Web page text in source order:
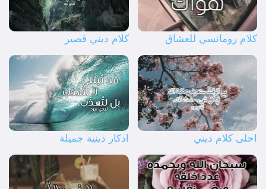
كلام رومانسي للعشاق كلام ديني قصير
احلى كلام ديني اذكار دينية جميلة